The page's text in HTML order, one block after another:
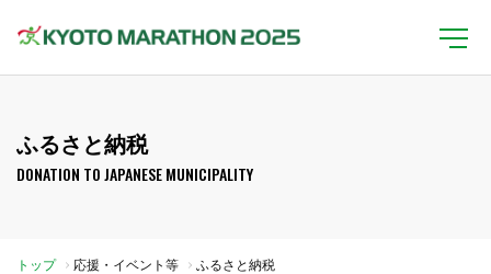
ふるさと納税
DONATION TO JAPANESE MUNICIPALITY
トップ 応援・イベント等 ふるさと納税